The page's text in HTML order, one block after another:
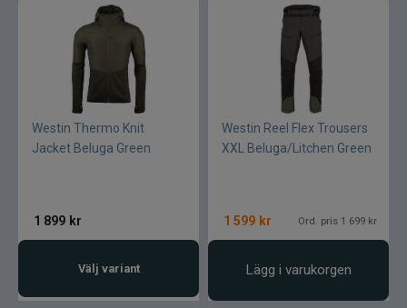
Westin Thermo Knit
Jacket Beluga Green
1 899 kr
Välj variant
Westin Reel Flex Trousers
XXL Beluga/Litchen Green
1 599 kr Ord. pris 1 699 kr
Lägg i varukorgen